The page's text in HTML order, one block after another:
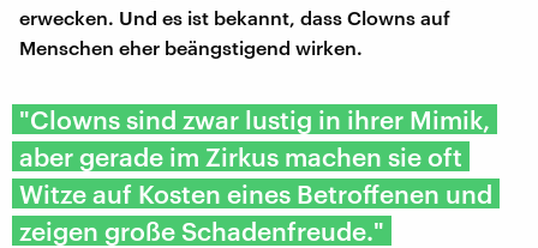
erwecken. Und es ist bekannt, dass Clowns auf
Menschen eher beängstigend wirken.
"Clowns sind zwar lustig in ihrer Mimik,
aber gerade im Zirkus machen sie oft
Witze auf Kosten eines Betroffenen und
zeigen große Schadenfreude."